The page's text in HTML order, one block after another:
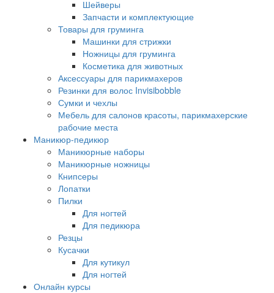
Шейверы
Запчасти и комплектующие
Товары для груминга
Машинки для стрижки
Ножницы для груминга
Косметика для животных
Аксессуары для парикмахеров
Резинки для волос Invisibobble
Сумки и чехлы
Мебель для салонов красоты, парикмахерские
рабочие места
Маникюр-педикюр
Маникюрные наборы
Маникюрные ножницы
Книпсеры
Лопатки
Пилки
Для ногтей
Для педикюра
Резцы
Кусачки
Для кутикул
Для ногтей
Онлайн курсы